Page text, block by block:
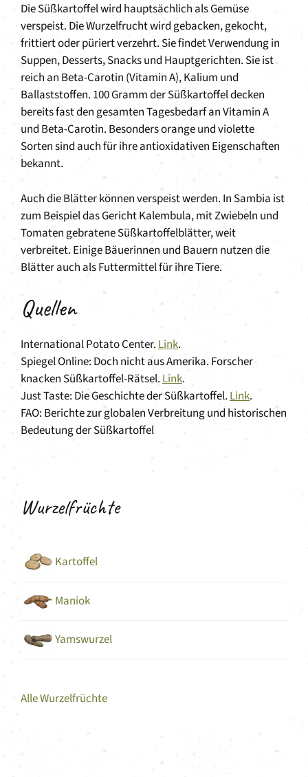
Die Süßkartoffel wird hauptsächlich als Gemüse
verspeist. Die Wurzelfrucht wird gebacken, gekocht,
frittiert oder püriert verzehrt. Sie findet Verwendung in
Suppen, Desserts, Snacks und Hauptgerichten. Sie ist
reich an Beta-Carotin (Vitamin A), Kalium und
Ballaststoffen. 100 Gramm der Süßkartoffel decken
bereits fast den gesamten Tagesbedarf an Vitamin A
und Beta-Carotin. Besonders orange und violette
Sorten sind auch für ihre antioxidativen Eigenschaften
bekannt.
Auch die Blätter können verspeist werden. In Sambia ist
zum Beispiel das Gericht Kalembula, mit Zwiebeln und
Tomaten gebratene Süßkartoffelblätter, weit
verbreitet. Einige Bäuerinnen und Bauern nutzen die
Blätter auch als Futtermittel für ihre Tiere.
Quellen
International Potato Center.Link.
Spiegel Online: Doch nicht aus Amerika. Forscher
knacken Süßkartoffel-Rätsel.Link.
Just Taste: Die Geschichte der Süßkartoffel.Link.
FAO: Berichte zur globalen Verbreitung und historischen
Bedeutung der Süßkartoffel
Wurzelfrüchte
Kartoffel
Maniok
Yamswurzel
Alle Wurzelfrüchte